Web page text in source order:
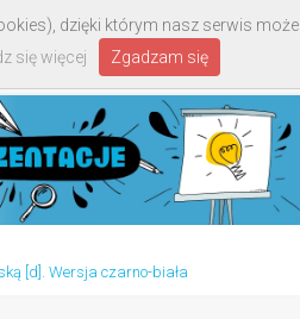
[d]. Wersja czarno-biała
dzięki którym nasz serwis może
się więcej Zgadzam się